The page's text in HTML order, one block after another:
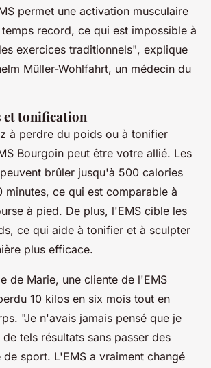
permet une activation musculaire
record, ce qui est impossible à
exercices traditionnels", explique
Müller-Wohlfahrt, un médecin du
et tonification
à perdre du poids ou à tonifier
Bourgoin peut être votre allié. Les
brûler jusqu'à 500 calories
minutes, ce qui est comparable à
à pied. De plus, l'EMS cible les
ce qui aide à tonifier et à sculpter
plus efficace.
de Marie, une cliente de l'EMS
10 kilos en six mois tout en
"Je n'avais jamais pensé que je
tels résultats sans passer des
de sport. L'EMS a vraiment changé